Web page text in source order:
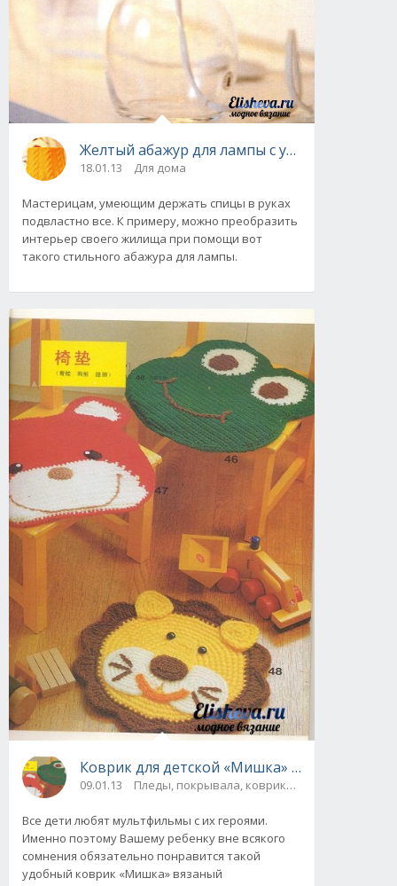
Желтый абажур для лампы с узором из кос
18.01.13 Для дома
Мастерицам, умеющим держать спицы в руках
подвластно все. К примеру, можно преобразить
интерьер своего жилища при помощи вот
такого стильного абажура для лампы.
Коврик для детской «Мишка» вязаный
09.01.13 Пледы, покрывала, коврики и др. / Для дома
Все дети любят мультфильмы с их героями.
Именно поэтому Вашему ребенку вне всякого
сомнения обязательно понравится такой
удобный коврик «Мишка» вязаный